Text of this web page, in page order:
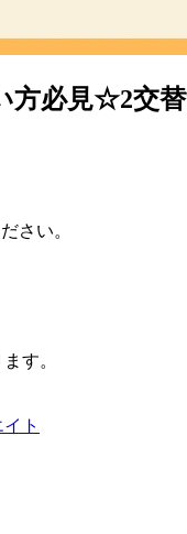
方必見☆2交
さい。
す。
ト